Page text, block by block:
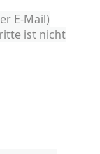
E-Mail)
ist nicht